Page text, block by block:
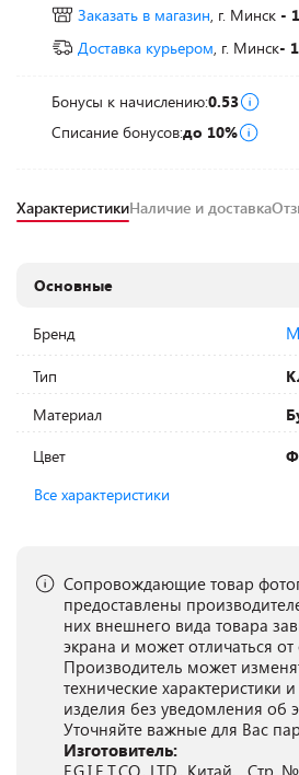
Заказать в магазин, г. Минск -
Доставка курьером, г. Минск-
Бонусы к начислению:0.53
Списание бонусов:до 10%
ХарактеристикиНаличие и доставка
Основные
Бренд
Тип
Материал
Цвет
Все характеристики
Сопровождающие товар
предоставлены
них внешнего вида товара
экрана и может отличаться
Производитель может
технические характеристики
изделия без уведомления об
Уточняйте важные для Вас
Изготовитель:
F.G.I.E.T.CO., LTD., Китай, .